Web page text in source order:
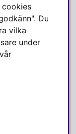
för att hjälpa dig
cookies
Du
vilka
under